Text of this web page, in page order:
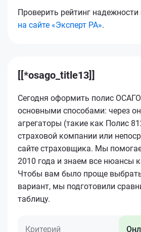
Проверить рейтинг
на сайте «Эксперт РА».
[[*osago_title13]]
Сегодня оформить полис
основными способами: через
агрегаторы (такие как Полис
страховой компании или
сайте страховщика. Мы
2010 года и знаем все нюансы
Чтобы вам было проще
вариант, мы подготовили
таблицу.
Критерий